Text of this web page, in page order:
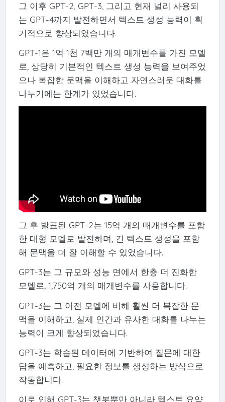
그 이후 GPT-2, GPT-3, 그리고 현재 널리 사용되
는 GPT-4까지 발전하면서 텍스트 생성 능력이 획
기적으로 향상되었습니다.
GPT-1은 1억 1천 7백만 개의 매개변수를 가진 모델
로, 상당히 기본적인 텍스트 생성 능력을 보여주었
으나 복잡한 문맥을 이해하고 자연스러운 대화를
나누기에는 한계가 있었습니다.
그 후 발표된 GPT-2는 15억 개의 매개변수를 포함
한 대형 모델로 발전하며, 긴 텍스트 생성을 포함
해 문맥을 더 잘 이해할 수 있었습니다.
GPT-3는 그 규모와 성능 면에서 한층 더 진화한
모델로, 1,750억 개의 매개변수를 사용합니다.
GPT-3는 그 이전 모델에 비해 훨씬 더 복잡한 문
맥을 이해하고, 실제 인간과 유사한 대화를 나누는
능력이 크게 향상되었습니다.
GPT-3는 학습된 데이터에 기반하여 질문에 대한
답을 예측하고, 필요한 정보를 생성하는 방식으로
작동합니다.
이로 인해 GPT-3는 챗봇뿐만 아니라 텍스트 요약,